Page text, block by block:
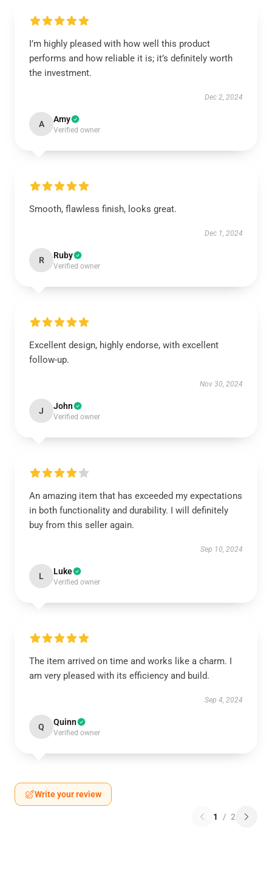
I’m highly pleased with how well this product
performs and how reliable it is; it’s definitely worth
the investment.
Dec 2, 2024
A Amy
Verified owner
Smooth, flawless finish, looks great.
Dec 1, 2024
R Ruby
Verified owner
Excellent design, highly endorse, with excellent
follow-up.
Nov 30, 2024
J John
Verified owner
An amazing item that has exceeded my expectations
in both functionality and durability. I will definitely
buy from this seller again.
Sep 10, 2024
L Luke
Verified owner
The item arrived on time and works like a charm. I
am very pleased with its efficiency and build.
Sep 4, 2024
Q Quinn
Verified owner
Write your review
1 / 2